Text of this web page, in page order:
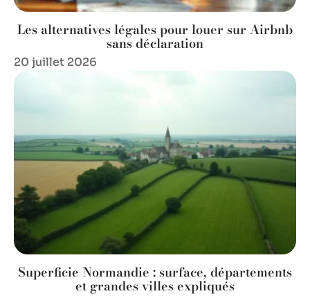
Les alternatives légales pour louer sur Airbnb
sans déclaration
20 juillet 2026
Superficie Normandie : surface, départements
et grandes villes expliqués